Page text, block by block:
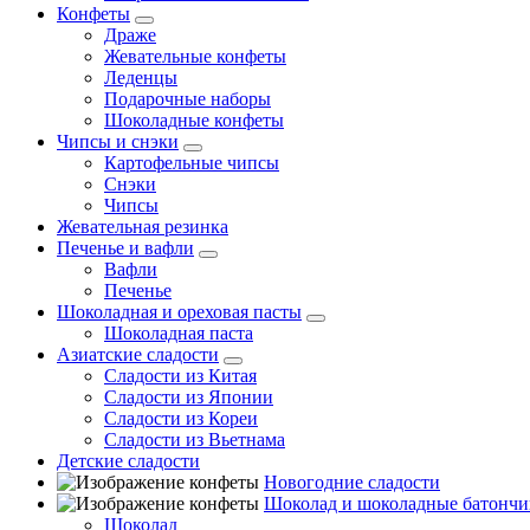
Конфеты
Драже
Жевательные конфеты
Леденцы
Подарочные наборы
Шоколадные конфеты
Чипсы и снэки
Картофельные чипсы
Снэки
Чипсы
Жевательная резинка
Печенье и вафли
Вафли
Печенье
Шоколадная и ореховая пасты
Шоколадная паста
Азиатские сладости
Сладости из Китая
Сладости из Японии
Сладости из Кореи
Сладости из Вьетнама
Детские сладости
Новогодние сладости
Шоколад и шоколадные
Шоколад